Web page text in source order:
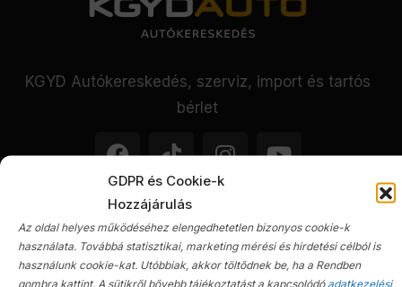
GDPR és Cookie-k
Hozzájárulás
Az oldal helyes működéséhez elengedhetetlen bizonyos cookie-k
használata. Továbbá statisztikai, marketing mérési és hirdetési célból is
használunk cookie-kat. Utóbbiak, akkor töltődnek be, ha a Rendben
gombra kattint. A sütikről bővebb tájékoztatást a kapcsolódó adatkezelési
KGYD Autókereskedés, szerviz, import és tartós
bérlet
Autókereskedés